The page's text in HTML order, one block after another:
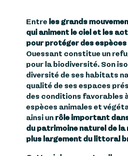
Entre les grands
qui animent le ciel et les
pour protéger des
Ouessant constitue un
pour la biodiversité. Son
diversité de ses habitats
qualité de ses espaces
des conditions favorables
espèces animales et
ainsi un rôle important
du patrimoine naturel de la
plus largement du littoral